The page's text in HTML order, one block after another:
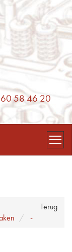
58 46 20
Terug
-